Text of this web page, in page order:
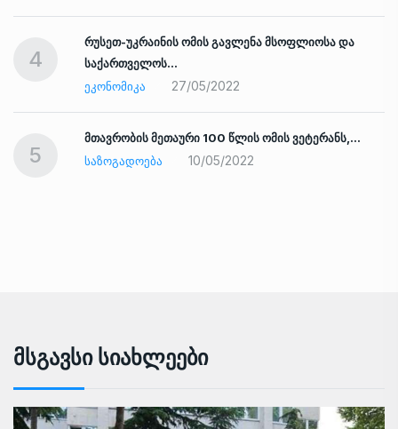
4
რუსეთ-უკრაინის ომის გავლენა მსოფლიოსა და
საქართველოს…
ᲔᲙᲝᲜᲝᲛᲘᲙᲐ
27/05/2022
5
მთავრობის მეთაური 100 წლის ომის ვეტერანს,…
ᲡᲐᲖᲝᲒᲐᲓᲝᲔᲑᲐ
10/05/2022
Მსგავსი Სიახლეები